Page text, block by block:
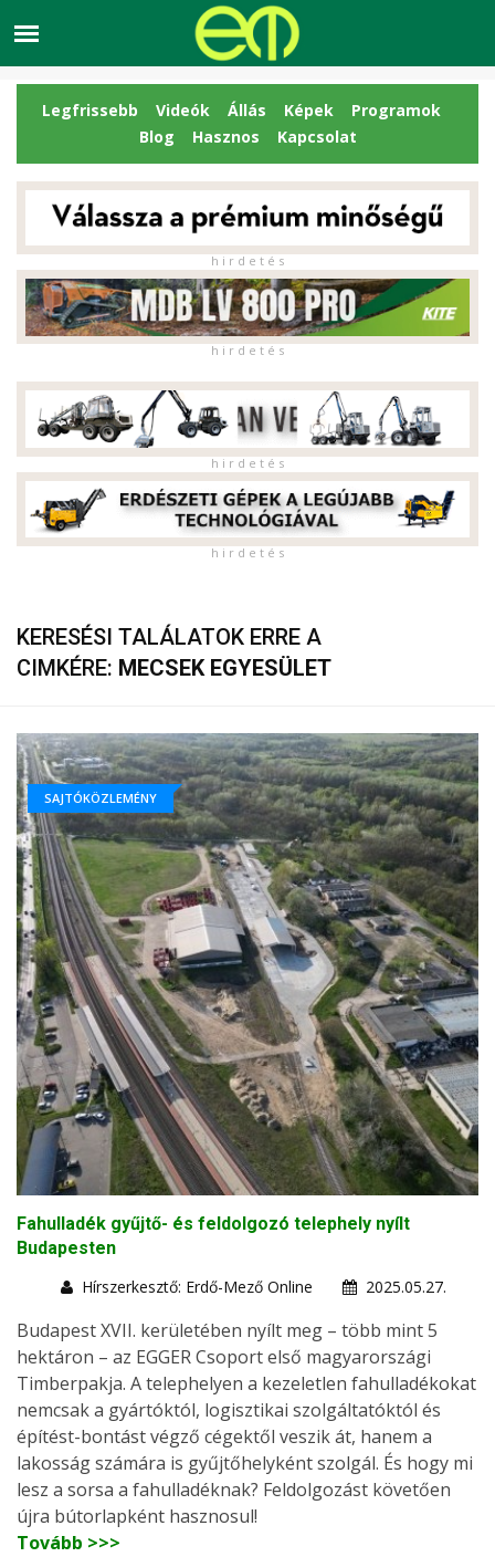
Legfrissebb Videók Állás Képek
Programok
Blog
Hasznos Kapcsolat
h i r d e t é s
h i r d e t é s
h i r d e t é s
h i r d e t é s
KERESÉSI TALÁLATOK ERRE A
CIMKÉRE: MECSEK EGYESÜLET
SAJTÓKÖZLEMÉNY
Fahulladék gyűjtő- és feldolgozó telephely nyílt
Budapesten
Hírszerkesztő: Erdő-Mező Online
2025.05.27.
Budapest XVII. kerületében nyílt meg – több mint 5
hektáron – az EGGER Csoport első magyarországi
Timberpakja. A telephelyen a kezeletlen fahulladékokat
nemcsak a gyártóktól, logisztikai szolgáltatóktól és
építést-bontást végző cégektől veszik át, hanem a
lakosság számára is gyűjtőhelyként szolgál. És hogy mi
lesz a sorsa a fahulladéknak? Feldolgozást követően
újra bútorlapként hasznosul!
Tovább >>>